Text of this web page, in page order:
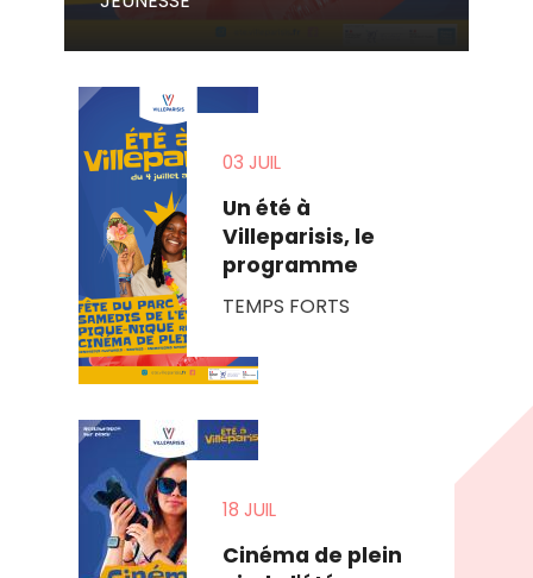
03 JUIL
Un été à
Villeparisis, le
programme
TEMPS FORTS
18 JUIL
Cinéma de plein